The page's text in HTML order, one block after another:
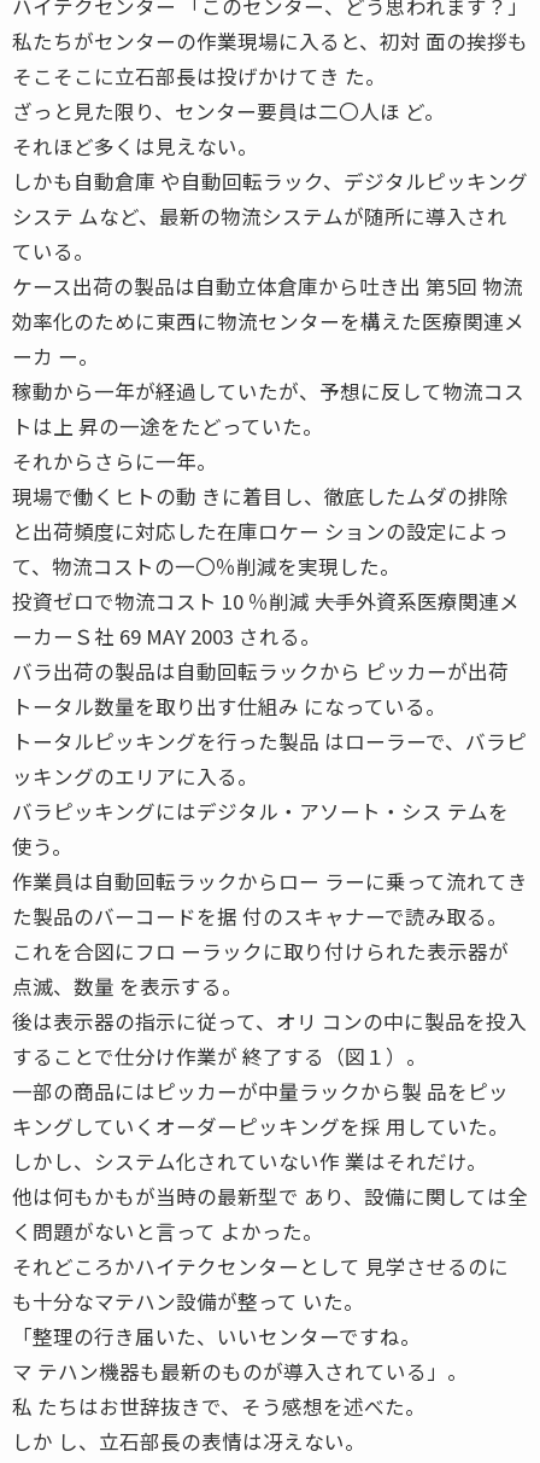
私たちがセンターの作業現場に入ると、初対 面の挨拶も
そこそこに立石部長は投げかけてき た。
ざっと見た限り、センター要員は二〇人ほ ど。
それほど多くは見えない。
しかも自動倉庫 や自動回転ラック、デジタルピッキング
システ ムなど、最新の物流システムが随所に導入され
ている。
ケース出荷の製品は自動立体倉庫から吐き出 第5回 物流
効率化のために東西に物流センターを構えた医療関連メ
ーカ ー。
稼動から一年が経過していたが、予想に反して物流コス
トは上 昇の一途をたどっていた。
それからさらに一年。
現場で働くヒトの動 きに着目し、徹底したムダの排除
と出荷頻度に対応した在庫ロケー ションの設定によっ
て、物流コストの一〇％削減を実現した。
投資ゼロで物流コスト 10 ％削減 ――大手外資系医療関連メ
ーカーＳ社 69 MAY 2003 される。
バラ出荷の製品は自動回転ラックから ピッカーが出荷
トータル数量を取り出す仕組み になっている。
トータルピッキングを行った製品 はローラーで、バラピ
ッキングのエリアに入る。
バラピッキングにはデジタル・アソート・シス テムを
使う。
作業員は自動回転ラックからロー ラーに乗って流れてき
た製品のバーコードを据 付のスキャナーで読み取る。
これを合図にフロ ーラックに取り付けられた表示器が
点滅、数量 を表示する。
後は表示器の指示に従って、オリ コンの中に製品を投入
することで仕分け作業が 終了する（図１）。
一部の商品にはピッカーが中量ラックから製 品をピッ
キングしていくオーダーピッキングを採 用していた。
しかし、システム化されていない作 業はそれだけ。
他は何もかもが当時の最新型で あり、設備に関しては全
く問題がないと言って よかった。
それどころかハイテクセンターとして 見学させるのに
も十分なマテハン設備が整って いた。
「整理の行き届いた、いいセンターですね。
マ テハン機器も最新のものが導入されている」。
私 たちはお世辞抜きで、そう感想を述べた。
しか し、立石部長の表情は冴えない。